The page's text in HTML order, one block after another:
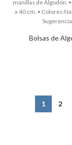
Bolsas de
1 2